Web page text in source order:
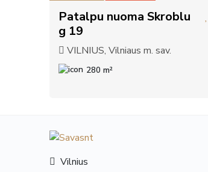
Patalpu nuoma Skroblu
g 19
VILNIUS, Vilniaus m. sav.
280 m²
Vilnius